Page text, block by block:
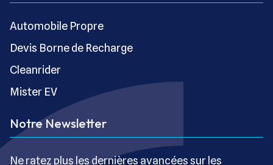
Automobile Propre
Devis Borne de Recharge
Cleanrider
Mister EV
Notre Newsletter
Ne ratez plus les dernières avancées sur les